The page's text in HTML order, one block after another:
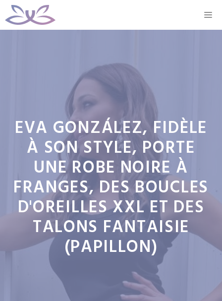
Aller
au
EVA GONZÁLEZ, FIDÈLE
À SON STYLE, PORTE
UNE ROBE NOIRE À
FRANGES, DES BOUCLES
D'OREILLES XXL ET DES
TALONS FANTAISIE
(PAPILLON)